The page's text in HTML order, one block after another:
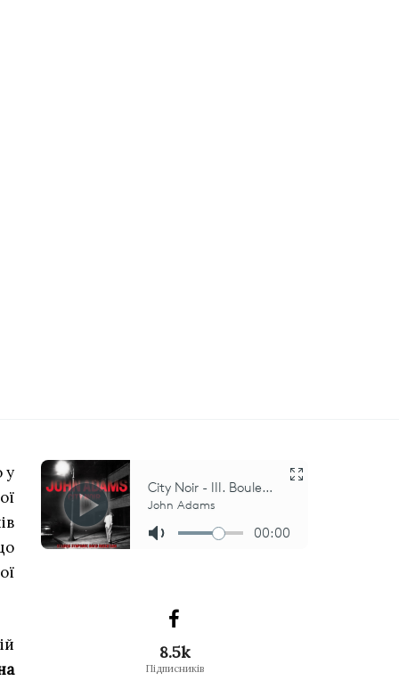
у
8.5k
Підписників